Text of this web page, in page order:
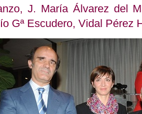
J. María Álvarez del
Gª Escudero, Vidal Pérez